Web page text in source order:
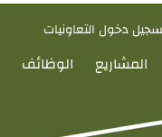
دخول التعاونيات
المشاريع الوظائف